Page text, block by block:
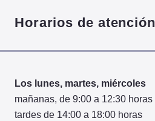
Horarios de atención
Los lunes, martes, miércoles
mañanas, de 9:00 a 12:30 horas
tardes de 14:00 a 18:00 horas